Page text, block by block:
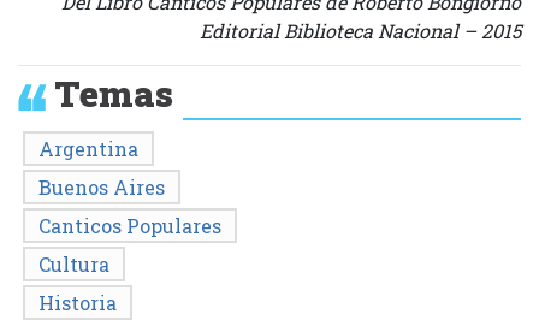
Editorial Biblioteca Nacional – 2015
Temas
Argentina
Buenos Aires
Canticos Populares
Cultura
Historia